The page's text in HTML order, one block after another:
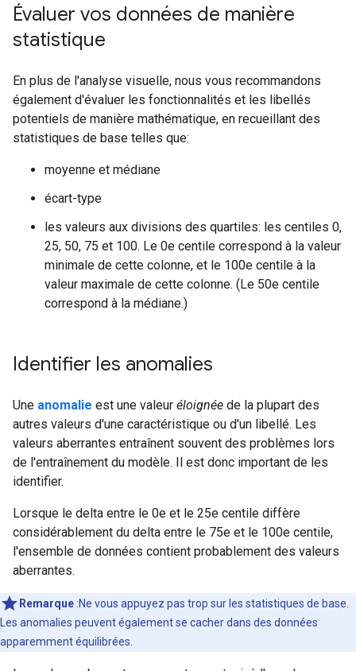
Évaluer vos données de manière
statistique
En plus de l'analyse visuelle, nous vous recommandons
également d'évaluer les fonctionnalités et les libellés
potentiels de manière mathématique, en recueillant des
statistiques de base telles que:
moyenne et médiane
écart-type
les valeurs aux divisions des quartiles: les centiles 0,
25, 50, 75 et 100. Le 0e centile correspond à la valeur
minimale de cette colonne, et le 100e centile à la
valeur maximale de cette colonne. (Le 50e centile
correspond à la médiane.)
Identifier les anomalies
Une anomalie est une valeur éloignée de la plupart des
autres valeurs d'une caractéristique ou d'un libellé. Les
valeurs aberrantes entraînent souvent des problèmes lors
de l'entraînement du modèle. Il est donc important de les
identifier.
Lorsque le delta entre le 0e et le 25e centile diffère
considérablement du delta entre le 75e et le 100e centile,
l'ensemble de données contient probablement des valeurs
aberrantes.
Remarque :Ne vous appuyez pas trop sur les statistiques de base.
Les anomalies peuvent également se cacher dans des données
apparemment équilibrées.